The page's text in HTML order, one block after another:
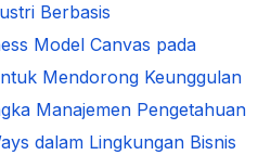
Berbasis
Model Canvas pada
Mendorong Keunggulan
Manajemen Pengetahuan
dalam Lingkungan Bisnis